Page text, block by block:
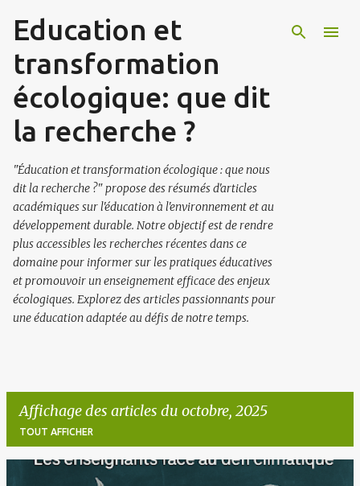
Accéder au contenu principal
Education et
transformation
écologique: que dit
la recherche ?
"Éducation et transformation écologique : que nous
dit la recherche ?" propose des résumés d'articles
académiques sur l'éducation à l'environnement et au
développement durable. Notre objectif est de rendre
plus accessibles les recherches récentes dans ce
domaine pour informer sur les pratiques éducatives
et promouvoir un enseignement efficace des enjeux
écologiques. Explorez des articles passionnants pour
une éducation adaptée au défis de notre temps.
Affichage des articles du octobre, 2025
TOUT AFFICHER